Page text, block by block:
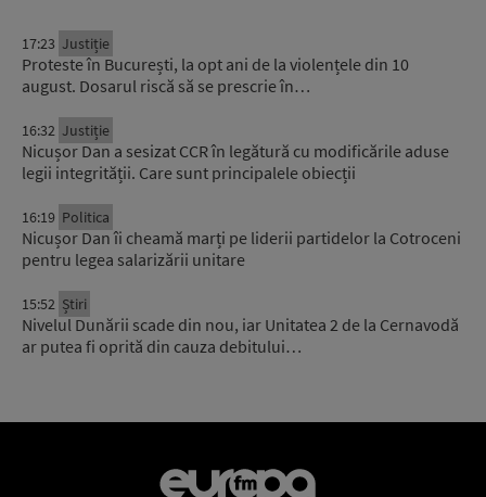
17:23 Justiție
Proteste în București, la opt ani de la violențele din 10
august. Dosarul riscă să se prescrie în…
16:32 Justiție
Nicușor Dan a sesizat CCR în legătură cu modificările aduse
legii integrității. Care sunt principalele obiecții
16:19 Politica
Nicușor Dan îi cheamă marți pe liderii partidelor la Cotroceni
pentru legea salarizării unitare
15:52 Știri
Nivelul Dunării scade din nou, iar Unitatea 2 de la Cernavodă
ar putea fi oprită din cauza debitului…